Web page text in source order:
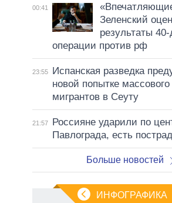
00:41
Зеленский
результаты
операции против рф
23:55
Испанская разведка
новой попытке
мигрантов в Сеуту
21:57
Россияне ударили по
Павлограда, есть
Больше новостей
ИНФОГРАФИКА